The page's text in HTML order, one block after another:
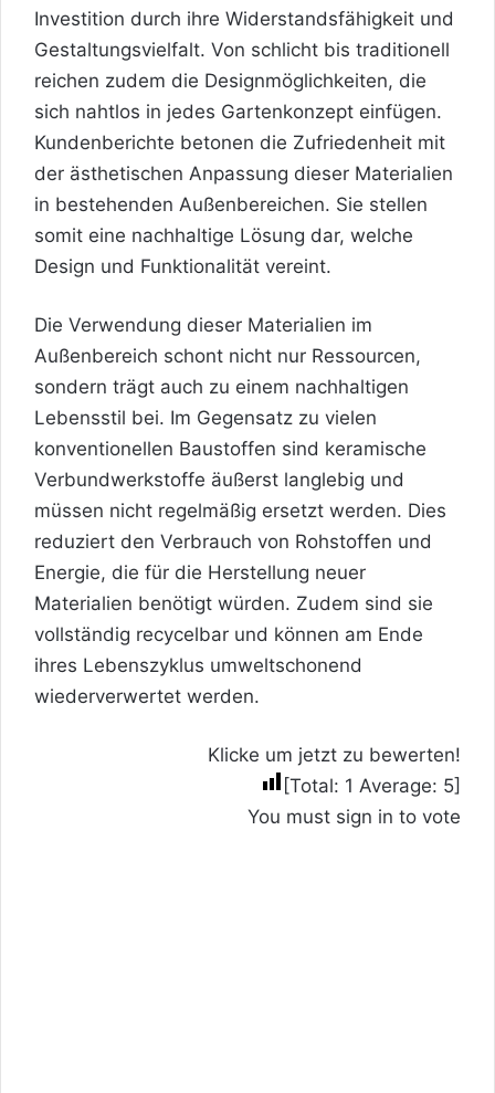
Investition durch ihre Widerstandsfähigkeit und
Gestaltungsvielfalt. Von schlicht bis traditionell
reichen zudem die Designmöglichkeiten, die
sich nahtlos in jedes Gartenkonzept einfügen.
Kundenberichte betonen die Zufriedenheit mit
der ästhetischen Anpassung dieser Materialien
in bestehenden Außenbereichen. Sie stellen
somit eine nachhaltige Lösung dar, welche
Design und Funktionalität vereint.
Die Verwendung dieser Materialien im
Außenbereich schont nicht nur Ressourcen,
sondern trägt auch zu einem nachhaltigen
Lebensstil bei. Im Gegensatz zu vielen
konventionellen Baustoffen sind keramische
Verbundwerkstoffe äußerst langlebig und
müssen nicht regelmäßig ersetzt werden. Dies
reduziert den Verbrauch von Rohstoffen und
Energie, die für die Herstellung neuer
Materialien benötigt würden. Zudem sind sie
vollständig recycelbar und können am Ende
ihres Lebenszyklus umweltschonend
wiederverwertet werden.
Klicke um jetzt zu bewerten!
[Total: 1 Average: 5]
You must sign in to vote